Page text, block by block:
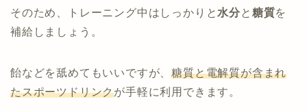
そのため、トレーニング中はしっかりと 水分と 糖質を
補給しましょう。
飴などを舐めてもいいですが、糖質と電解質が含まれ
たスポーツドリンクが手軽に利用できます。